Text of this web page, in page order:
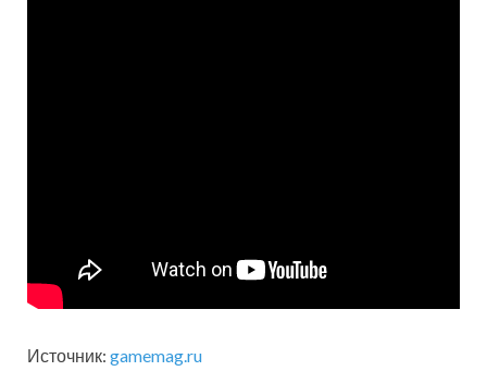
Источник: gamemag.ru